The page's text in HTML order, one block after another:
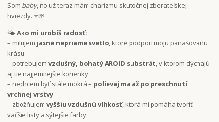
Som baby, no už teraz mám charizmu skutočnej zberateľskej
hviezdy. ⭐️🌱
🌤 Ako mi urobíš radosť:
– milujem jasné nepriame svetlo, ktoré podporí moju panašovanú
krásu
– potrebujem vzdušný, bohatý AROID substrát, v ktorom dýchajú
aj tie najjemnejšie korienky
– nechcem byť stále mokrá – polievaj ma až po preschnutí
vrchnej vrstvy
– zbožňujem vyššiu vzdušnú vlhkosť, ktorá mi pomáha tvoriť
väčšie listy a sýtejšie farby